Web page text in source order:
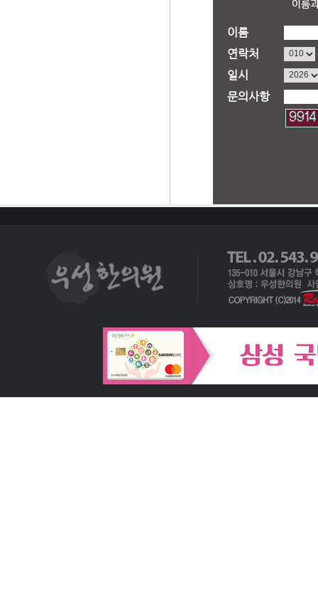
이름
연락처
일시
문의사항